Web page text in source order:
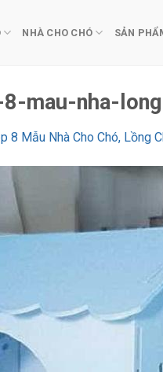
NHÀ CHO CHÓ SẢN
mau-nha-
8 Mẫu Nhà Cho Chó, Lồng